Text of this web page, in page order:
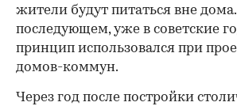
жители будут питаться вне
последующем, уже в советские
принцип использовался при
домов-коммун.
Через год после постройки